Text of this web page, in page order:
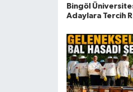
Bingöl
Adaylara Tercih